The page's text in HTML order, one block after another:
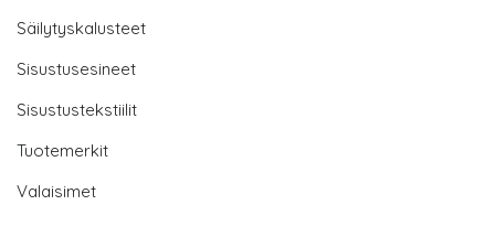
Säilytyskalusteet
Sisustusesineet
Sisustustekstiilit
Tuotemerkit
Valaisimet